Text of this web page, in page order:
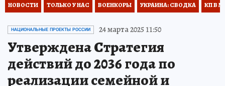
НОВОСТИ ТОЛЬКО У НАС ВОЕНКОРЫ УКРАИНА: СВОДКА КП В
НАЦИОНАЛЬНЫЕ ПРОЕКТЫ РОССИИ 24 марта 2025 11:50
Утверждена Стратегия
действий до 2036 года по
реализации семейной и